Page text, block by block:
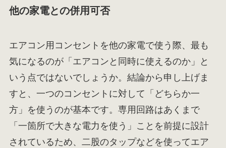
他の家電との併用可否
エアコン用コンセントを他の家電で使う際、最も
気になるのが「エアコンと同時に使えるのか」と
いう点ではないでしょうか。結論から申し上げま
すと、一つのコンセントに対して「どちらか一
方」を使うのが基本です。専用回路はあくまで
「一箇所で大きな電力を使う」ことを前提に設計
されているため、二股のタップなどを使ってエア